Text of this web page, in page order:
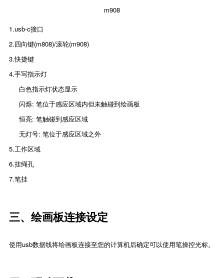
m908
1.usb-c接口
2.四向键(m808)/滚轮(m908)
3.快捷键
4.手写指示灯
白色指示灯状态显示
闪烁: 笔位于感应区域内但未触碰到绘画板
恒亮: 笔触碰到感应区域
无灯号: 笔位于感应区域之外
5.工作区域
6.挂绳孔
7.笔挂
三、绘画板连接设定
使用usb数据线将绘画板连接至您的计算机后确定可以使用笔操控光标。